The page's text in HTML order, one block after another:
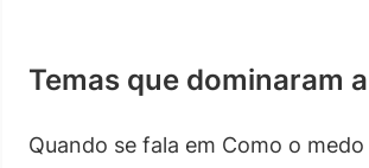
Temas que dominaram
Quando se fala em Como o